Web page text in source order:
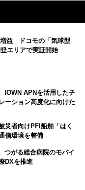
益 ドコモの「気球型
エリアで実証開始
IOWN APNを活用したチ
ーション高度化に向けた
災者向けPFI船舶「はく
信環境を整備
つがる総合病院のモバイ
DXを推進